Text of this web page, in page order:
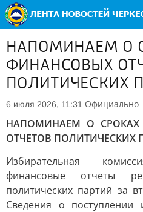
НАПОМИНАЕМ О
ФИНАНСОВЫХ
ПОЛИТИЧЕСКИХ
6 июля 2026, 11:31 Официально
НАПОМИНАЕМ О
ОТЧЕТОВ ПОЛИТИЧЕСКИХ
Избирательная
финансовые отчеты
политических партий за
Сведения о поступлении